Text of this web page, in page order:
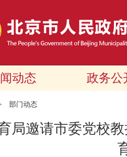
动态 政务公
部门动态
局邀请市委党校